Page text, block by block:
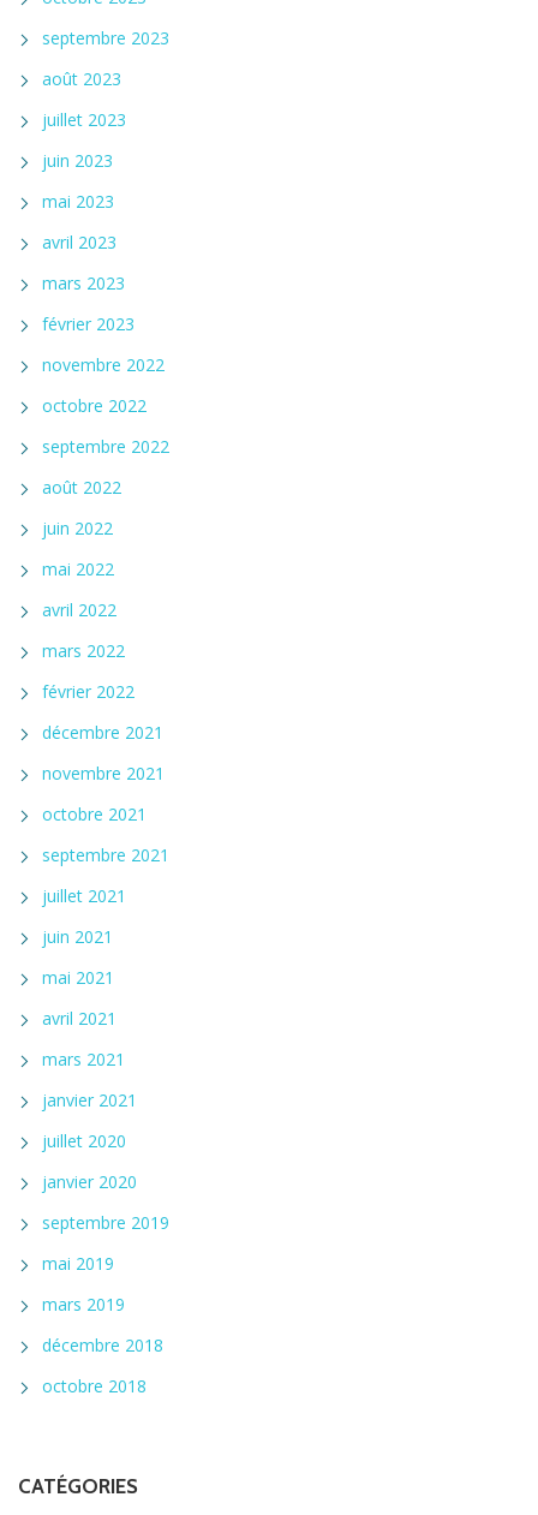
septembre 2023
août 2023
juillet 2023
juin 2023
mai 2023
avril 2023
mars 2023
février 2023
novembre 2022
octobre 2022
septembre 2022
août 2022
juin 2022
mai 2022
avril 2022
mars 2022
février 2022
décembre 2021
novembre 2021
octobre 2021
septembre 2021
juillet 2021
juin 2021
mai 2021
avril 2021
mars 2021
janvier 2021
juillet 2020
janvier 2020
septembre 2019
mai 2019
mars 2019
décembre 2018
octobre 2018
CATÉGORIES